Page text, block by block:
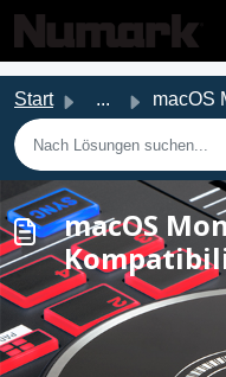
Zum hauptsächlichen
Start ... macOS
macOS